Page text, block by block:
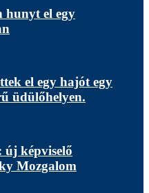
hunyt el egy
el egy hajót egy
üdülőhelyen.
új képviselő
Mozgalom